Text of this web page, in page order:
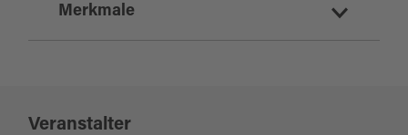
Merkmale
Zielgruppe Senioren
Veranstalter